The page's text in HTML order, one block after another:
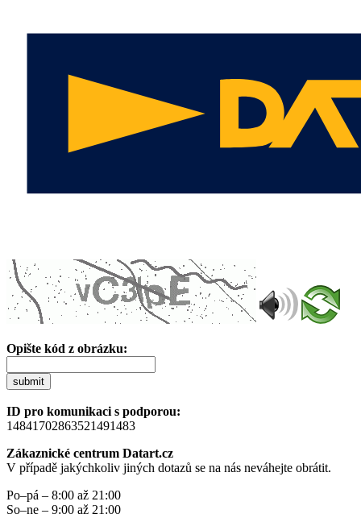
Opište kód z obrázku:
submit
ID pro komunikaci s podporou:
14841702863521491483
Zákaznické centrum Datart.cz
V případě jakýchkoliv jiných dotazů se na nás neváhejte obrátit.
Po–pá – 8:00 až 21:00
So–ne – 9:00 až 21:00